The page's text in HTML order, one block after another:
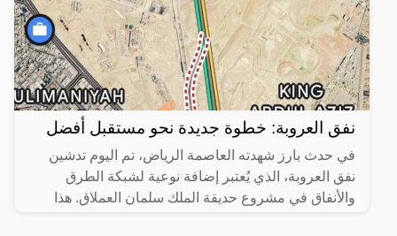
نفق العروبة: خطوة جديدة نحو مستقبل أفضل
في حدث بارز شهدته العاصمة الرياض، تم اليوم تدشين
نفق العروبة، الذي يُعتبر إضافة نوعية لشبكة الطرق
والأنفاق في مشروع حديقة الملك سلمان العملاق. هذا